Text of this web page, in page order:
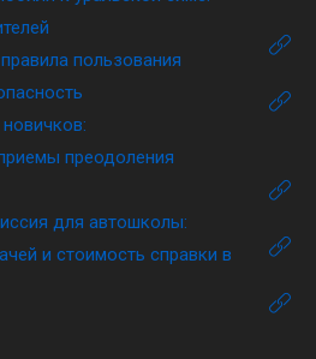
пользования
преодоления
для автошколы:
и стоимость справки в